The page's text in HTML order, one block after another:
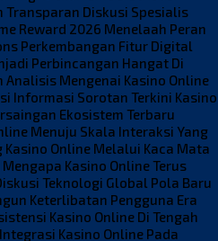
Transparan Diskusi Spesialis
Reward 2026 Menelaah Peran
Perkembangan Fitur Digital
Perbincangan Hangat Di
Analisis Mengenai Kasino Online
Informasi Sorotan Terkini Kasino
Ekosistem Terbaru
Menuju Skala Interaksi Yang
Kasino Online Melalui Kaca Mata
Mengapa Kasino Online Terus
Teknologi Global Pola Baru
Keterlibatan Pengguna Era
Kasino Online Di Tengah
Kasino Online Pada